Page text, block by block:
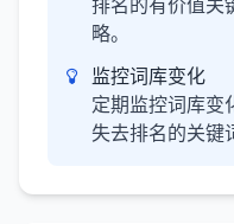
排名的有价值关
略。
监控词库变化
定期监控词库变
失去排名的关键